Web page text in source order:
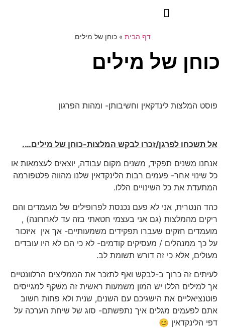
דף הבית »כוחן של מילים
כוחן של מילים
פוסט המלצות לינדקאין וחשיבותן- ומהות הפרגון
אל תשכחו לפרגן/זכרו לבקש המלצות-כוחן של מילים….
אנחנו משנים תפקיד, משנים מקום עבודה, יוצאים לעצמאות או
כל שינוי אחר- פעמים רבות הלינקדאין שלנו מהווה פלטפורמה
המתעדת את כל השינויים הללו.
כהד הנטרית, אני לא פעם נכנסת לפרופילים של מועמדים והם
ריקים מהמלצות (גם אני בעצמי חטאתי בזה עד לאחרונה) ,
מועמדים חזקים שעברו תפקידים משמעותיים- אך אין איזכור
על כך ממנהלים / מעסיקים קודמים- לא כי הם לא היו עובדים
מעולים, אלא כי זה דורש תשומת לב.
לעיתים זה כרוך ב-לבקש ואף לתזכר את הממליצים הרלוונטיים
אך למילים הללו יש המון משמעות ראשית זה משקף למגייסים
פוטנציאליים את הישגיכם עם השנים, שנית ולא פחות חשוב
אתם לפעמים מגלים איך נתפשתם- סוג של שיחת הערכה על
דפי הלינקדאין 😊